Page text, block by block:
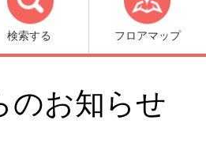
検索する フロアマップ
のお知らせ